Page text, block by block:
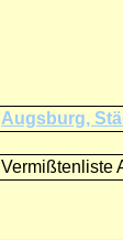
Augsburg,
Vermißtenliste